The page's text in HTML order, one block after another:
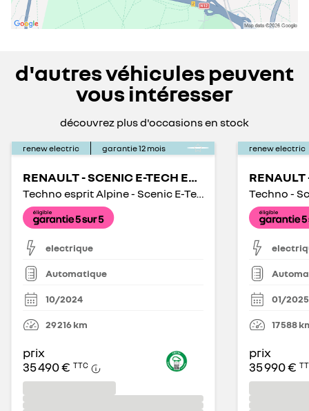
d'autres véhicules peuvent
vous intéresser
découvrez plus d'occasions en stock
renew electric garantie12 mois
RENAULT - SCENIC E-TECH ELECTRIQUE
Techno esprit Alpine - Scenic E-Tech Ã©lectrique 220 ch grande autonomie
electrique
Automatique
10/2024
29 216km
prix
35 490 € TTC
renew electric
01/2025
17 588
prix
35 990 €